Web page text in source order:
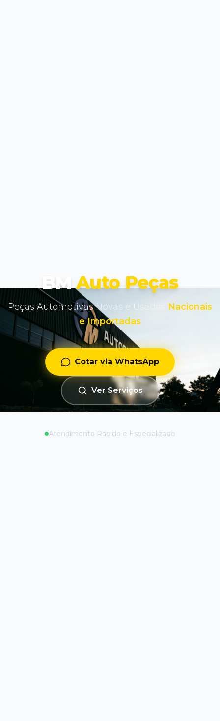
BM Auto Peças
Peças Automotivas Novas e Usadas Nacionais
e Importadas
Cotar via WhatsApp
Ver Serviços
Atendimento Rápido e Especializado